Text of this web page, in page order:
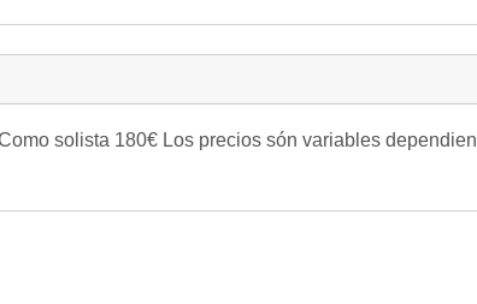
solista 180€ Los precios són variables